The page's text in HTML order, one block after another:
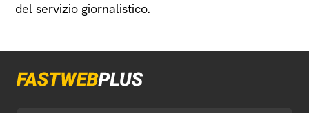
del servizio giornalistico.